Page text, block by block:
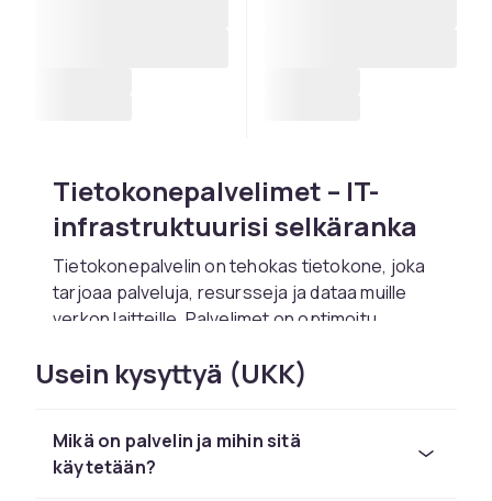
Tietokonepalvelimet – IT-
infrastruktuurisi selkäranka
Tietokonepalvelin on tehokas tietokone, joka
tarjoaa palveluja, resursseja ja dataa muille
verkon laitteille. Palvelimet on optimoitu
monien samanaikaisten pyyntöjen käsittelyyn.
tiedostopalvelimet tallentavat ja jakavat
tiedostoja verkossa, web-palvelimet
toimittavat verkkosivustoja ja sovelluksia,
Usein kysyttyä (UKK)
Mikä on palvelin ja mihin sitä
käytetään?